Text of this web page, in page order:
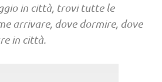
in città, trovi tutte le
arrivare, dove dormire, dove
in città.